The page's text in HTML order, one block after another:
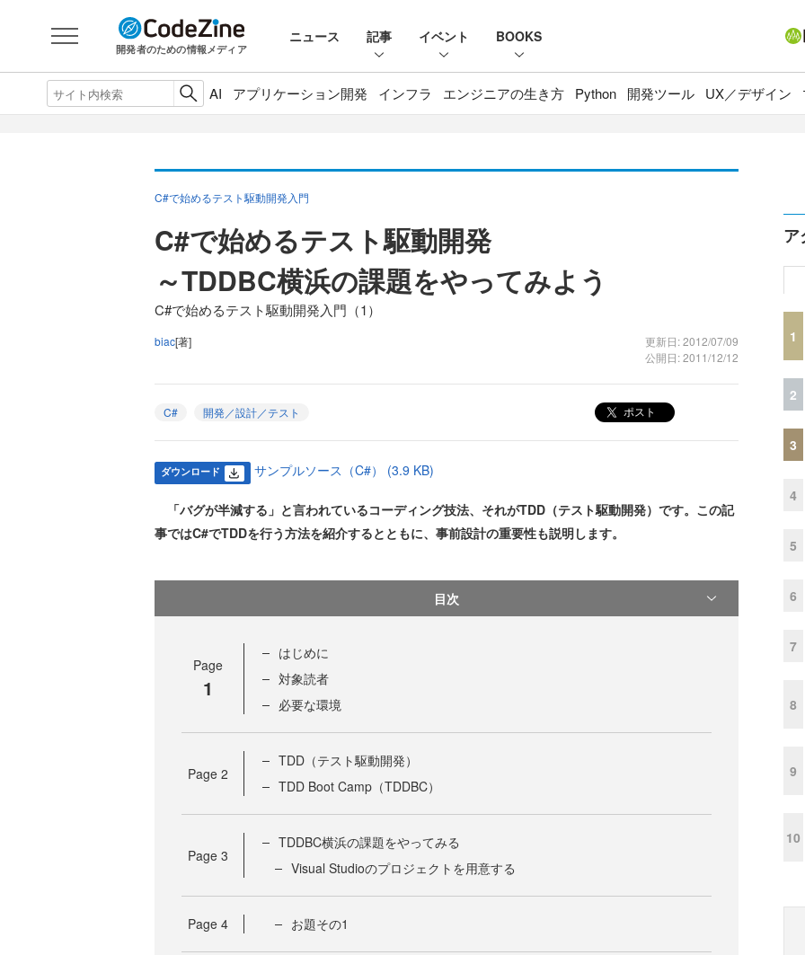
開発者のための情報メディア
ニュース 記事 イベント BOOKS
AI アプリケーション開発 インフラ エンジニアの生き方 Python 開発ツール UX／デザイン
C#で始めるテスト駆動開発入門
C#で始めるテスト駆動開発
～TDDBC横浜の課題をやってみよう
C#で始めるテスト駆動開発入門（1）
biac[著]
更新日: 2012/07/09
公開日: 2011/12/12
C# 開発／設計／テスト ポスト
ダウンロード サンプルソース（C#） (3.9 KB)
「バグが半減する」と言われているコーディング技法、それがTDD（テスト駆動開発）です。この記
事ではC#でTDDを行う方法を紹介するとともに、事前設計の重要性も説明します。
目次
Page
1
はじめに
対象読者
必要な環境
Page 2
TDD（テスト駆動開発）
TDD Boot Camp（TDDBC）
Page 3
TDDBC横浜の課題をやってみる
Visual Studioのプロジェクトを用意する
Page 4 お題その1
ア
1
2
3
4
5
6
7
8
9
10